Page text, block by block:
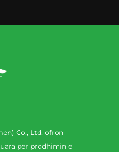
Co., Ltd. ofron
për prodhimin e